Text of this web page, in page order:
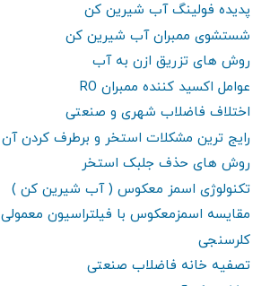
پدیده فولینگ آب شیرین کن
شستشوی ممبران آب شیرین کن
روش های تزریق ازن به آب
عوامل اکسید کننده ممبران RO
اختلاف فاضلاب شهری و صنعتی
رایج ترین مشکلات استخر و برطرف کردن
روش های حذف جلبک استخر
تکنولوژی اسمز معکوس ( آب شیرین کن )
مقایسه اسمزمعکوس با فیلتراسیون معمولی
کلرسنجی
تصفیه خانه فاضلاب صنعتی